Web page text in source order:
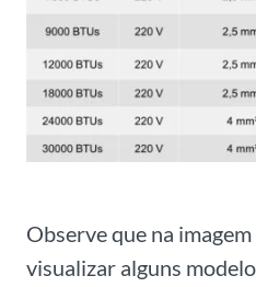
Observe que na
visualizar alguns